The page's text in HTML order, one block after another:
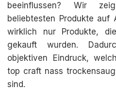
beeinflussen? Wir
beliebtesten Produkte auf
wirklich nur Produkte,
gekauft wurden.
objektiven Eindruck,
top craft nass
sind.